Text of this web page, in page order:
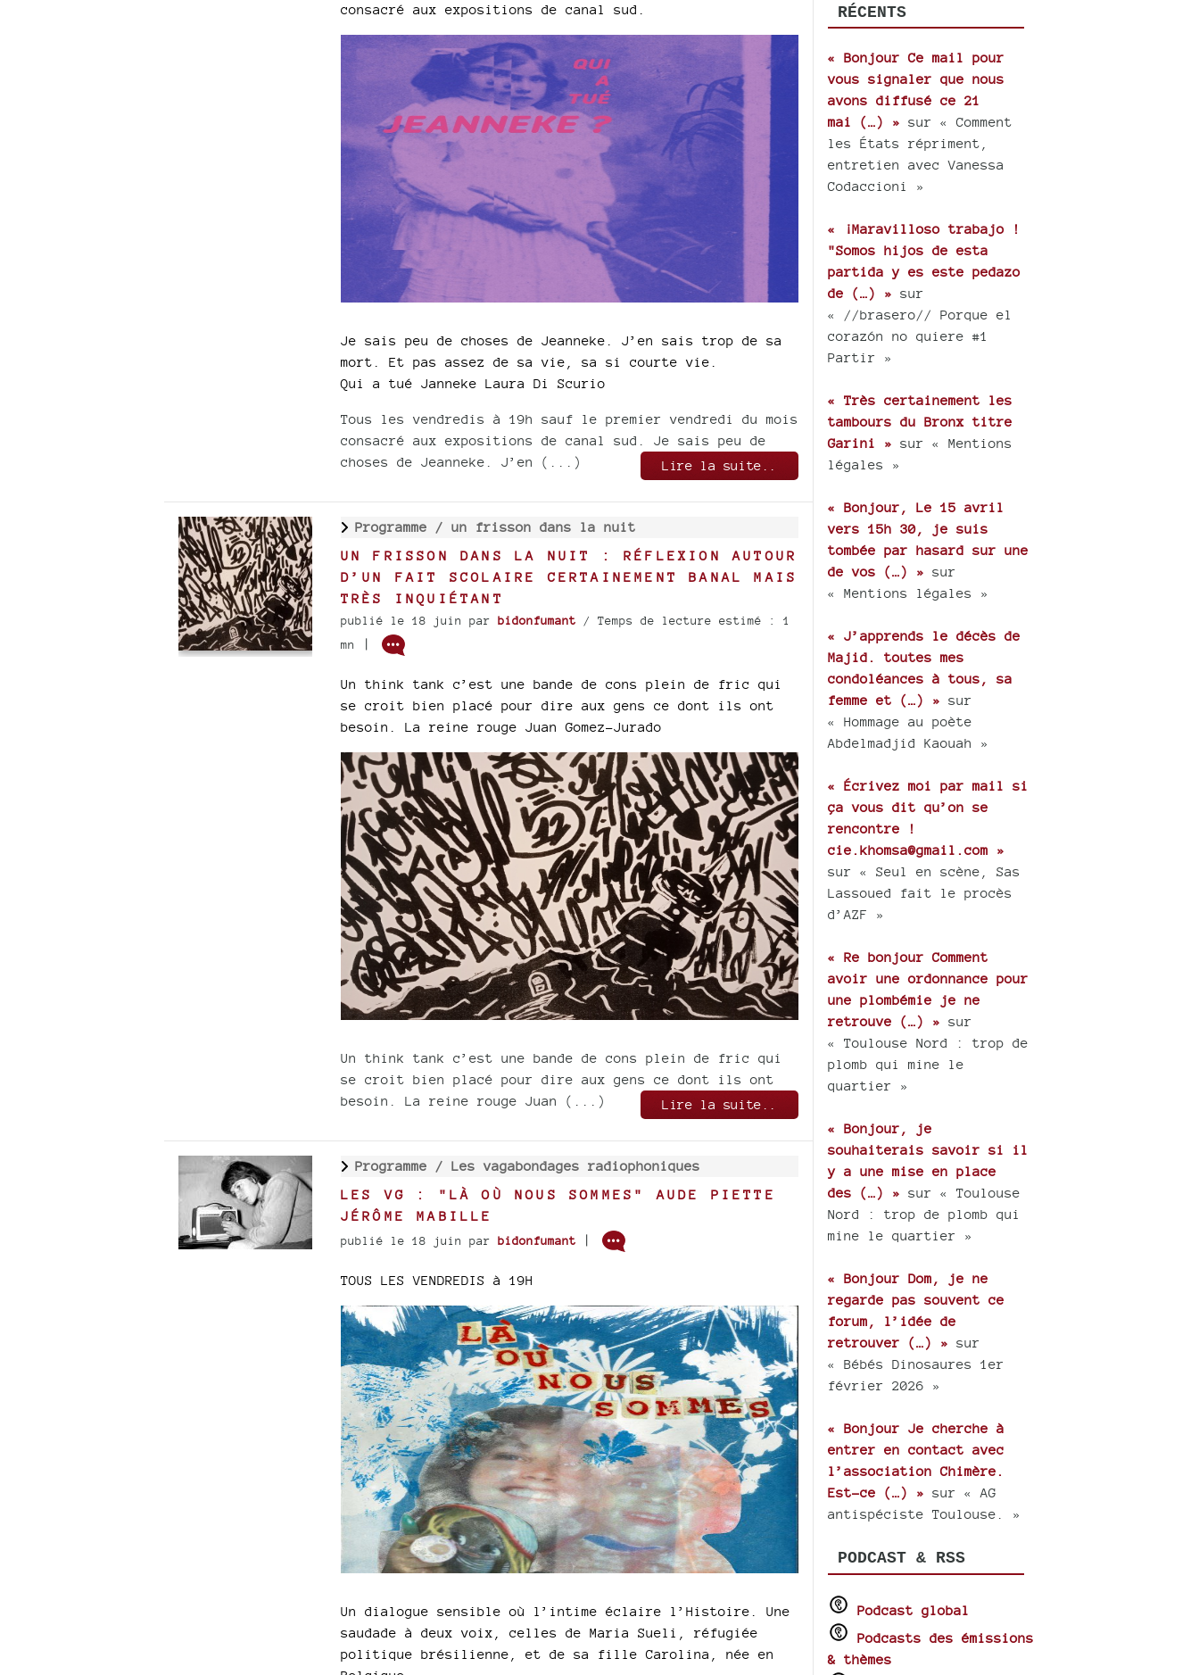
consacré aux expositions de canal sud.
Je sais peu de choses de Jeanneke. J’en sais trop de sa
mort. Et pas assez de sa vie, sa si courte vie.
Qui a tué Janneke Laura Di Scurio
Tous les vendredis à 19h sauf le premier vendredi du mois
consacré aux expositions de canal sud. Je sais peu de
choses de Jeanneke. J’en (...)
Lire la suite..
Programme / un frisson dans la nuit
UN FRISSON DANS LA NUIT : RÉFLEXION AUTOUR
D’UN FAIT SCOLAIRE CERTAINEMENT BANAL MAIS
TRÈS INQUIÉTANT
publié le 18 juin par bidonfumant / Temps de lecture estimé : 1
mn
|
Un think tank c’est une bande de cons plein de fric qui
se croit bien placé pour dire aux gens ce dont ils ont
besoin. La reine rouge Juan Gomez-Jurado
Un think tank c’est une bande de cons plein de fric qui
se croit bien placé pour dire aux gens ce dont ils ont
besoin. La reine rouge Juan (...)
Lire la suite..
Programme / Les vagabondages radiophoniques
LES VG : "LÀ OÙ NOUS SOMMES" AUDE PIETTE
JÉRÔME MABILLE
publié le 18 juin par bidonfumant |
TOUS LES VENDREDIS à 19H
Un dialogue sensible où l’intime éclaire l’Histoire. Une
saudade à deux voix, celles de Maria Sueli, réfugiée
politique brésilienne, et de sa fille Carolina, née en
RÉCENTS
« Bonjour Ce mail pour
vous signaler que nous
avons diffusé ce 21
mai (…) » sur « Comment
les États répriment,
entretien avec Vanessa
Codaccioni »
« ¡Maravilloso trabajo !
"Somos hijos de esta
partida y es este pedazo
de (…) » sur
« //brasero// Porque el
corazón no quiere #1
Partir »
« Très certainement les
tambours du Bronx titre
Garini » sur « Mentions
légales »
« Bonjour, Le 15 avril
vers 15h 30, je suis
tombée par hasard sur une
de vos (…) » sur
« Mentions légales »
« J’apprends le décès de
Majid. toutes mes
condoléances à tous, sa
femme et (…) » sur
« Hommage au poète
Abdelmadjid Kaouah »
« Écrivez moi par mail si
ça vous dit qu’on se
rencontre !
cie.khomsa@gmail.com »
sur « Seul en scène, Sas
Lassoued fait le procès
d’AZF »
« Re bonjour Comment
avoir une ordonnance pour
une plombémie je ne
retrouve (…) » sur
« Toulouse Nord : trop de
plomb qui mine le
quartier »
« Bonjour, je
souhaiterais savoir si il
y a une mise en place
des (…) » sur « Toulouse
Nord : trop de plomb qui
mine le quartier »
« Bonjour Dom, je ne
regarde pas souvent ce
forum, l’idée de
retrouver (…) » sur
« Bébés Dinosaures 1er
février 2026 »
« Bonjour Je cherche à
entrer en contact avec
l’association Chimère.
Est-ce (…) » sur « AG
antispéciste Toulouse. »
PODCAST & RSS
Podcast global
Podcasts des émissions
& thèmes